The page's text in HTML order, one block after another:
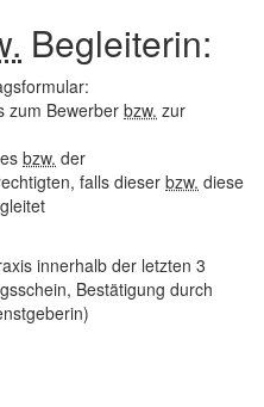
Begleiterin:
zum Bewerber bzw. zur
bzw. der
falls dieser bzw. diese
innerhalb der letzten 3
Bestätigung durch